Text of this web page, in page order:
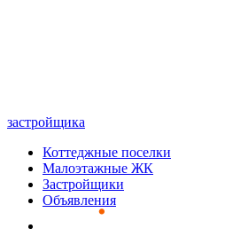
застройщика
Коттеджные поселки
Малоэтажные ЖК
Застройщики
Объявления